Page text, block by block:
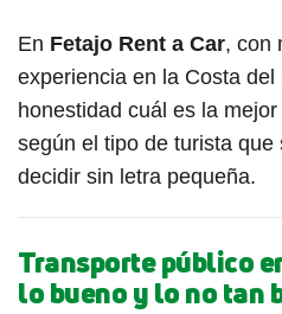
En Fetajo Rent a Car, con
experiencia en la Costa
honestidad cuál es la
según el tipo de turista
decidir sin letra pequeña.
Transporte público
lo bueno y lo no tan